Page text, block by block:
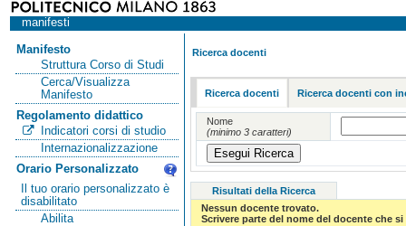
manifesti
Manifesto
Struttura Corso di Studi
Cerca/Visualizza
Manifesto
Regolamento didattico
Indicatori corsi di studio
Internazionalizzazione
Orario Personalizzato
Il tuo orario personalizzato è
disabilitato
Abilita
Ricerca docenti
Ricerca docenti Ricerca docenti con
Nome
(minimo 3 caratteri)
Risultati della Ricerca
Nessun docente trovato.
Scrivere parte del nome del docente che